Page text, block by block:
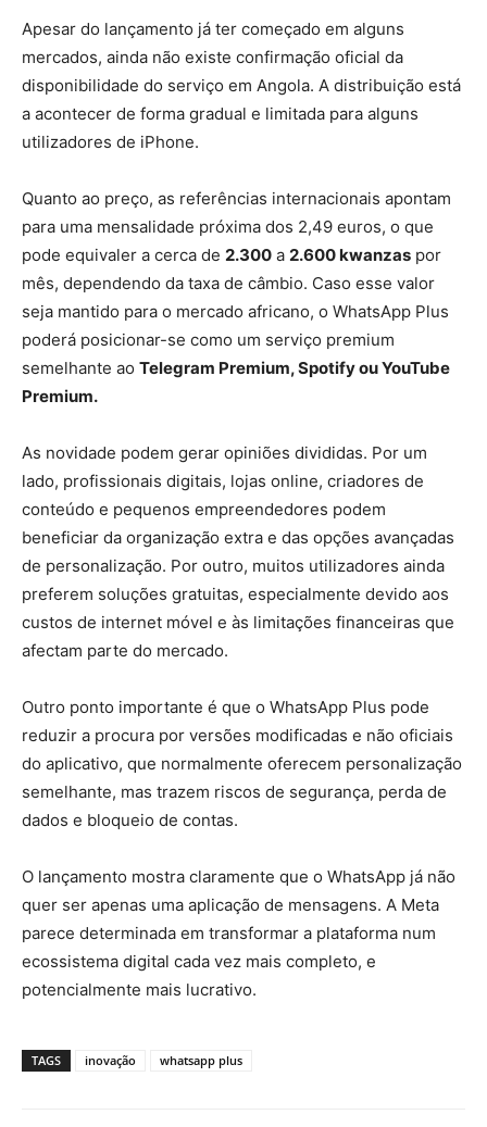
Apesar do lançamento já ter começado em alguns
mercados, ainda não existe confirmação oficial da
disponibilidade do serviço em Angola. A distribuição está
a acontecer de forma gradual e limitada para alguns
utilizadores de iPhone.
Quanto ao preço, as referências internacionais apontam
para uma mensalidade próxima dos 2,49 euros, o que
pode equivaler a cerca de 2.300 a 2.600 kwanzas por
mês, dependendo da taxa de câmbio. Caso esse valor
seja mantido para o mercado africano, o WhatsApp Plus
poderá posicionar-se como um serviço premium
semelhante ao Telegram Premium, Spotify ou YouTube
Premium.
As novidade podem gerar opiniões divididas. Por um
lado, profissionais digitais, lojas online, criadores de
conteúdo e pequenos empreendedores podem
beneficiar da organização extra e das opções avançadas
de personalização. Por outro, muitos utilizadores ainda
preferem soluções gratuitas, especialmente devido aos
custos de internet móvel e às limitações financeiras que
afectam parte do mercado.
Outro ponto importante é que o WhatsApp Plus pode
reduzir a procura por versões modificadas e não oficiais
do aplicativo, que normalmente oferecem personalização
semelhante, mas trazem riscos de segurança, perda de
dados e bloqueio de contas.
O lançamento mostra claramente que o WhatsApp já não
quer ser apenas uma aplicação de mensagens. A Meta
parece determinada em transformar a plataforma num
ecossistema digital cada vez mais completo, e
potencialmente mais lucrativo.
TAGS inovação whatsapp plus